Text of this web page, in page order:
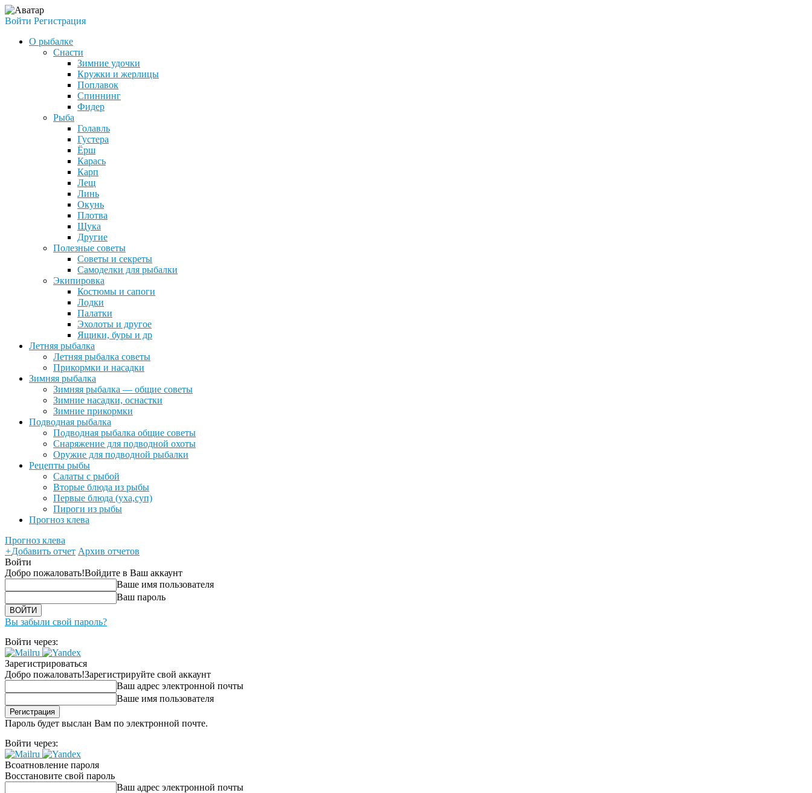
Войти Регистрация
О рыбалке
Снасти
Зимние удочки
Кружки и жерлицы
Поплавок
Спиннинг
Фидер
Рыба
Голавль
Густера
Ёрш
Карась
Карп
Лещ
Линь
Окунь
Плотва
Щука
Другие
Полезные советы
Советы и секреты
Самоделки для рыбалки
Экипировка
Костюмы и сапоги
Лодки
Палатки
Эхолоты и другое
Ящики, буры и др
Летняя рыбалка
Летняя рыбалка советы
Прикормки и насадки
Зимняя рыбалка
Зимняя рыбалка — общие советы
Зимние насадки, оснастки
Зимние прикормки
Подводная рыбалка
Подводная рыбалка общие советы
Снаряжение для подводной охоты
Оружие для подводной рыбалки
Рецепты рыбы
Салаты с рыбой
Вторые блюда из рыбы
Первые блюда (уха,суп)
Пироги из рыбы
Прогноз клева
Прогноз клева
+Добавить отчет Архив отчетов
Войти
Добро пожаловать!Войдите в Ваш аккаунт
Ваше имя пользователя
Ваш пароль
Вы забыли свой пароль?
Войти через:
Зарегистрироваться
Добро пожаловать!Зарегистрируйте свой аккаунт
Ваш адрес электронной почты
Ваше имя пользователя
Пароль будет выслан Вам по электронной почте.
Войти через:
Всоатновление пароля
Восстановите свой пароль
Ваш адрес электронной почты